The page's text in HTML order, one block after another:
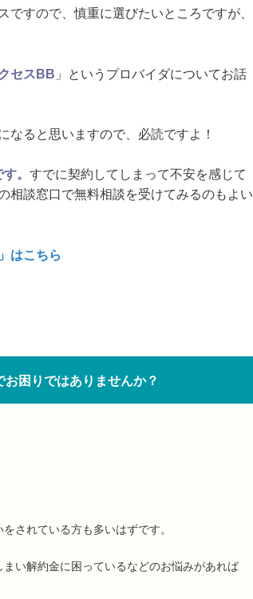
すので、慎重に選びたいところですが、
セスBB 」というプロバイダについてお話
なると思いますので、必読ですよ！
。 すでに契約してしまって不安を感じて
相談窓口で無料相談を受けてみるのもよい
はこちら
困りではありませんか？
されている方も多いはずです。
い解約金に困っているなどのお悩みがあれば